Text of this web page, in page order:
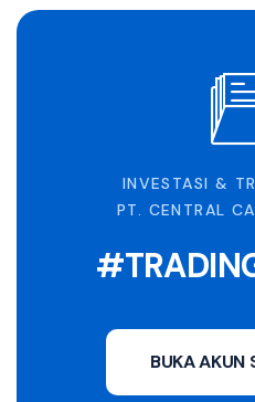
INVESTASI &
PT. CENTRAL
BUKA AKUN